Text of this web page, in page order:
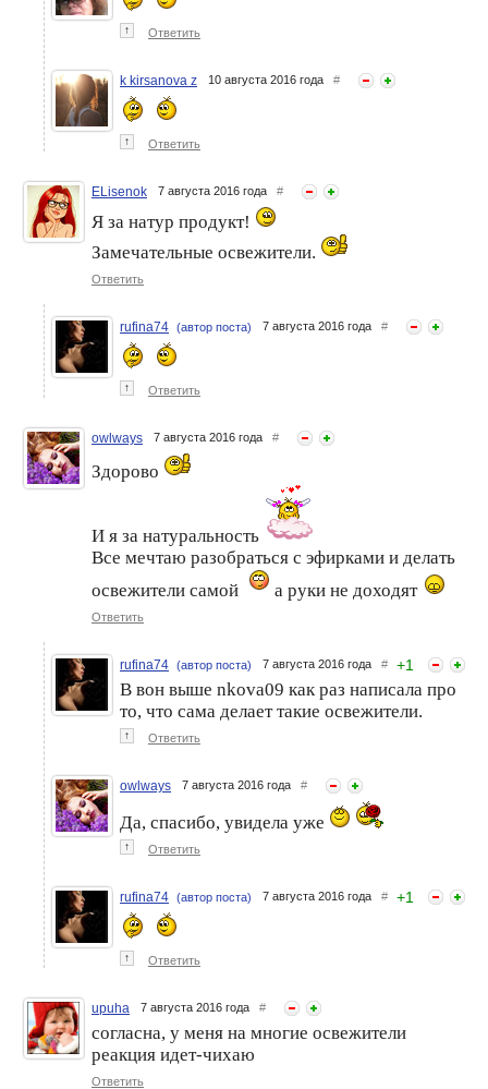
↑ Ответить
k kirsanova z 10 августа 2016 года #
↑ Ответить
ELisenok 7 августа 2016 года #
Я за натур продукт!
Замечательные освежители.
Ответить
rufina74 (автор поста) 7 августа 2016 года #
↑ Ответить
owlways 7 августа 2016 года #
Здорово
И я за натуральность
Все мечтаю разобраться с эфирками и делать
освежители самой
а руки не доходят
Ответить
rufina74 (автор поста) 7 августа 2016 года # +1
В вон выше nkova09 как раз написала про
то, что сама делает такие освежители.
↑ Ответить
owlways 7 августа 2016 года #
Да, спасибо, увидела уже
↑ Ответить
rufina74 (автор поста) 7 августа 2016 года # +1
↑ Ответить
upuha 7 августа 2016 года #
согласна, у меня на многие освежители
реакция идет-чихаю
Ответить